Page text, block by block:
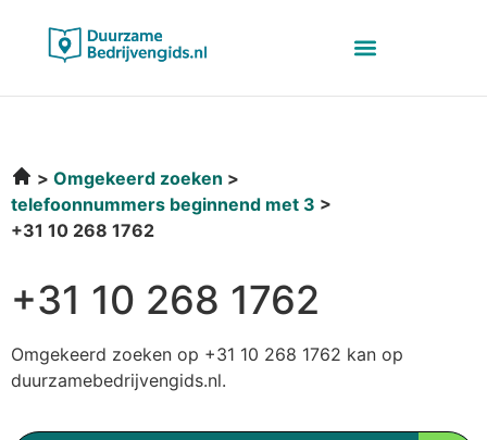
Omgekeerd zoeken
telefoonnummers beginnend met 3
+31 10 268 1762
+31 10 268 1762
Omgekeerd zoeken op +31 10 268 1762 kan op
duurzamebedrijvengids.nl.